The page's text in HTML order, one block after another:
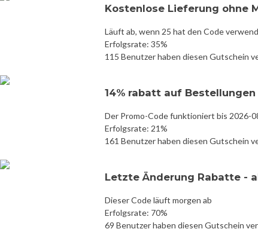
Kostenlose Lieferung ohne
Läuft ab, wenn 25 hat den Code
Erfolgsrate: 35%
115 Benutzer haben diesen Gutschein
14% rabatt auf
Der Promo-Code funktioniert bis 2026-
Erfolgsrate: 21%
161 Benutzer haben diesen Gutschein
Letzte Änderung Rabatte -
Dieser Code läuft morgen ab
Erfolgsrate: 70%
69 Benutzer haben diesen Gutschein